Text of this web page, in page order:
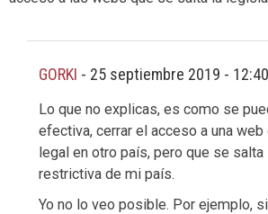
GORKI - 25 septiembre 2019 - 12:40
Lo que no explicas, es como se
efectiva, cerrar el acceso a una
legal en otro país, pero que se
restrictiva de mi país.
Yo no lo veo posible. Por ejemplo,